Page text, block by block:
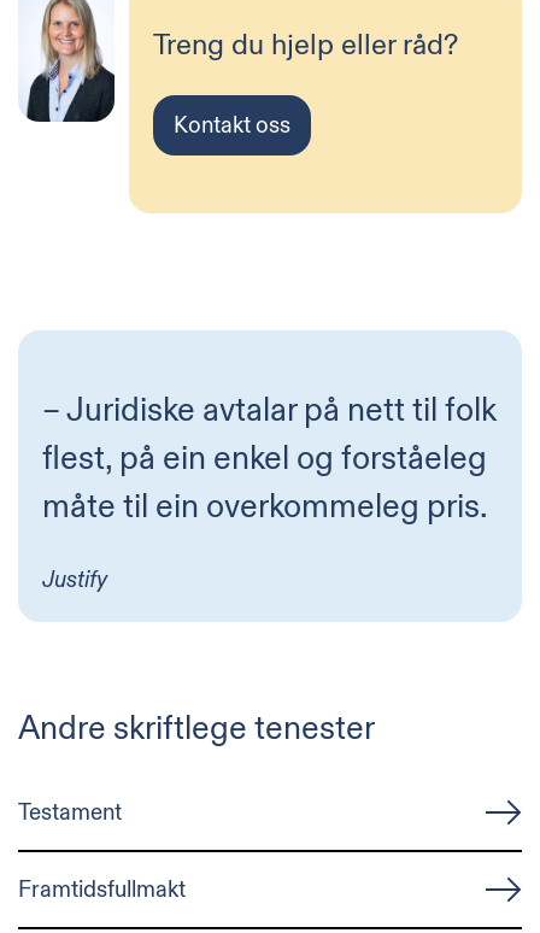
Treng du hjelp eller råd?
Kontakt oss
– Juridiske avtalar på nett til folk
flest, på ein enkel og forståeleg
måte til ein overkommeleg pris.
Justify
Andre skriftlege tenester
Testament
Framtidsfullmakt